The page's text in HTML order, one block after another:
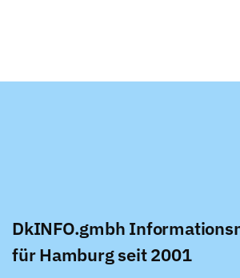
DkINFO.gmbh
für Hamburg seit 2001